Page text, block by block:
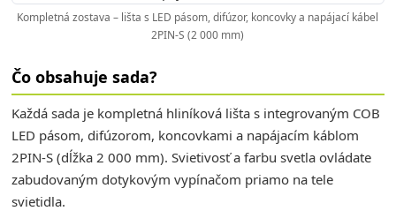
Kompletná zostava – lišta s LED pásom, difúzor, koncovky a napájací kábel
2PIN-S (2 000 mm)
Čo obsahuje sada?
Každá sada je kompletná hliníková lišta s integrovaným COB
LED pásom, difúzorom, koncovkami a napájacím káblom
2PIN-S (dĺžka 2 000 mm). Svietivosť a farbu svetla ovládate
zabudovaným dotykovým vypínačom priamo na tele
svietidla.